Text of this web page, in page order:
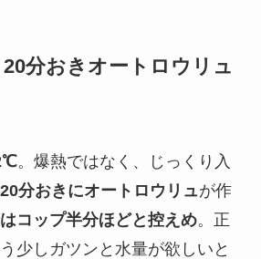
分おきオートロウリュ
。爆熱ではなく、じっくり入
20分おきにオートロウリュが作
コップ半分ほどと控えめ。正
少しガツンと水量が欲しいと